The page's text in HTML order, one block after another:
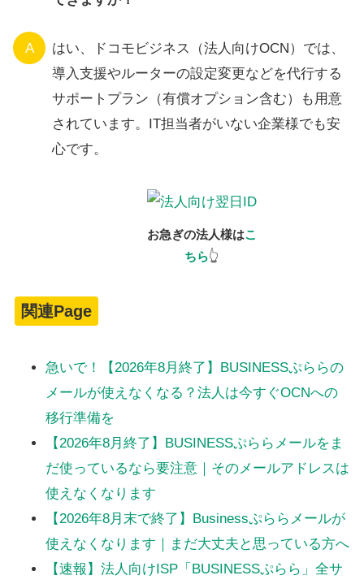
A
はい、ドコモビジネス（法人向けOCN）では、
導入支援やルーターの設定変更などを代行する
サポートプラン（有償オプション含む）も用意
されています。IT担当者がいない企業様でも安
心です。
お急ぎの法人様はこ
ちら👆
関連Page
急いで！【2026年8月終了】BUSINESSぷららの
メールが使えなくなる？法人は今すぐOCNへの
移行準備を
【2026年8月終了】BUSINESSぷららメールをま
だ使っているなら要注意｜そのメールアドレスは
使えなくなります
【2026年8月末で終了】Businessぷららメールが
使えなくなります｜まだ大丈夫と思っている方へ
【速報】法人向けISP「BUSINESSぷらら」全サ